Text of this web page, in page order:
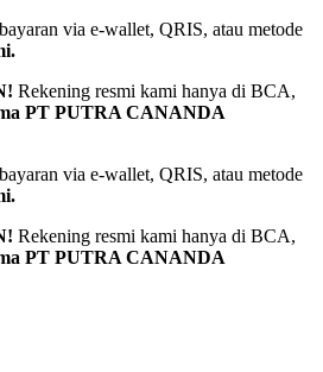
via e-wallet, QRIS, atau metode
Rekening resmi kami hanya di BCA,
PT PUTRA CANANDA
via e-wallet, QRIS, atau metode
Rekening resmi kami hanya di BCA,
PT PUTRA CANANDA